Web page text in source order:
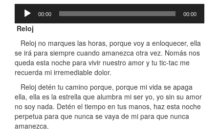
Reproductor
audio
00:00 00:00
Reloj
Reloj no marques las horas, porque voy a enloquecer, ella
se irá para siempre cuando amanezca otra vez. Nomás nos
queda esta noche para vivir nuestro amor y tu tic-tac me
recuerda mi irremediable dolor.
Reloj detén tu camino porque, porque mi vida se apaga
ella, ella es la estrella que alumbra mi ser yo, yo sin su amor
no soy nada. Detén el tiempo en tus manos, haz esta noche
perpetua para que nunca se vaya de mi para que nunca
amanezca.